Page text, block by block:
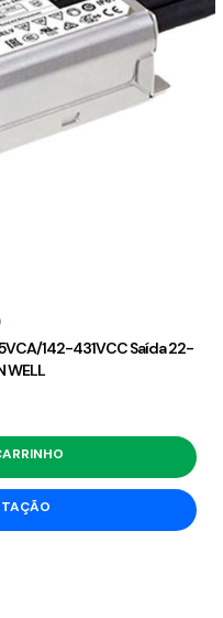
142-431VCC Saída 22-
WELL